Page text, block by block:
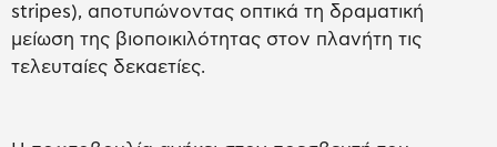
stripes), αποτυπώνοντας οπτικά τη δραματική
μείωση της βιοποικιλότητας στον πλανήτη τις
τελευταίες δεκαετίες.